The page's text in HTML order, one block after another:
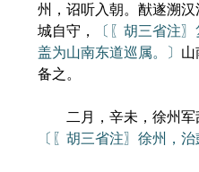
州，诏听入朝。猷遂溯
城自守，
〔〖胡三省注
盖为山南东道巡属。〕 山
备之。
二月，辛未，徐州军
〔〖胡三省注〗徐州，治